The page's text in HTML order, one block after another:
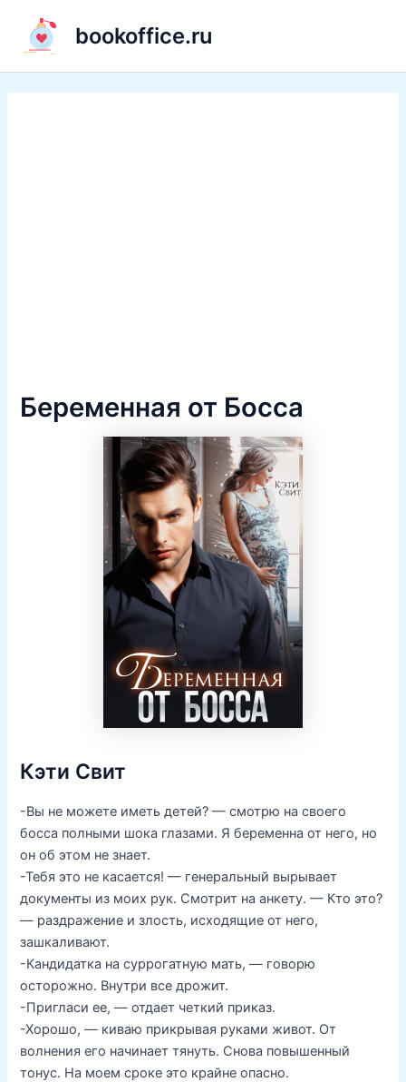
содержимому
bookoffice.ru
Беременная от Босса
Кэти Свит
-Вы не можете иметь детей? — смотрю на своего
босса полными шока глазами. Я беременна от него, но
он об этом не знает.
-Тебя это не касается! — генеральный вырывает
документы из моих рук. Смотрит на анкету. — Кто это?
— раздражение и злость, исходящие от него,
зашкаливают.
-Кандидатка на суррогатную мать, — говорю
осторожно. Внутри все дрожит.
-Пригласи ее, — отдает четкий приказ.
-Хорошо, — киваю прикрывая руками живот. От
волнения его начинает тянуть. Снова повышенный
тонус. На моем сроке это крайне опасно.